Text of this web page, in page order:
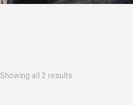
Showing all 2 results